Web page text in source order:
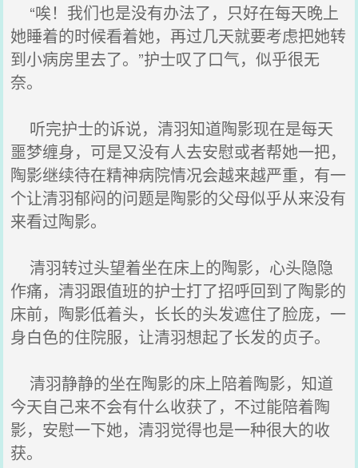
“唉！我们也是没有办法了，只好在每天晚上
她睡着的时候看着她，再过几天就要考虑把她转
到小病房里去了。”护士叹了口气，似乎很无
奈。
听完护士的诉说，清羽知道陶影现在是每天
噩梦缠身，可是又没有人去安慰或者帮她一把，
陶影继续待在精神病院情况会越来越严重，有一
个让清羽郁闷的问题是陶影的父母似乎从来没有
来看过陶影。
清羽转过头望着坐在床上的陶影，心头隐隐
作痛，清羽跟值班的护士打了招呼回到了陶影的
床前，陶影低着头，长长的头发遮住了脸庞，一
身白色的住院服，让清羽想起了长发的贞子。
清羽静静的坐在陶影的床上陪着陶影，知道
今天自己来不会有什么收获了，不过能陪着陶
影，安慰一下她，清羽觉得也是一种很大的收
获。